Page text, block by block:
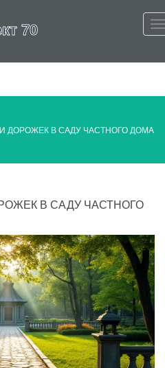
ДОРОЖЕК В САДУ ЧАСТНОГО ДОМА
В САДУ ЧАСТНОГО